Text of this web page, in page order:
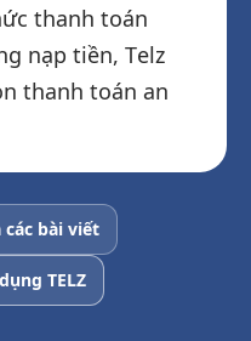
thanh toán
nạp tiền, Telz
thanh toán an
bài viết
TELZ